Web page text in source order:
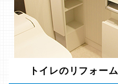
トイレのリフォーム